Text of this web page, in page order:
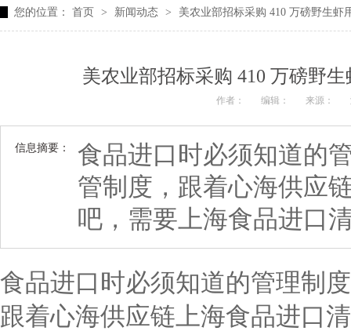
您的位置： 首页 > 新闻动态 > 美农业部招标采购 410 万磅野⽣虾
美农业部招标采购 410 万磅野
作者： 编辑： 来源：
信息摘要：
食品进口时必须知道的
管制度，跟着心海供应
吧，需要上海食品进口
食品进口时必须知道的管理制
跟着心海供应链上海食品进口